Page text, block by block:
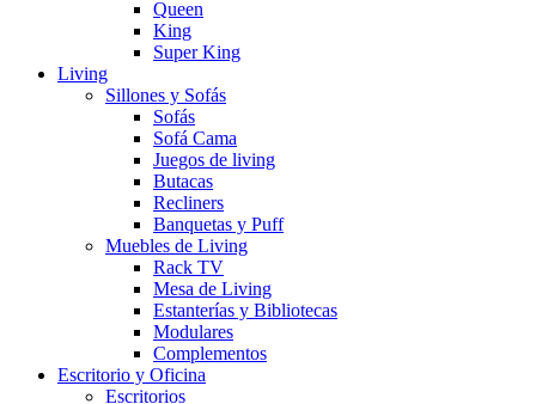
Queen
King
Super King
Living
Sillones y Sofás
Sofás
Sofá Cama
Juegos de living
Butacas
Recliners
Banquetas y Puff
Muebles de Living
Rack TV
Mesa de Living
Estanterías y Bibliotecas
Modulares
Complementos
Escritorio y Oficina
Escritorios